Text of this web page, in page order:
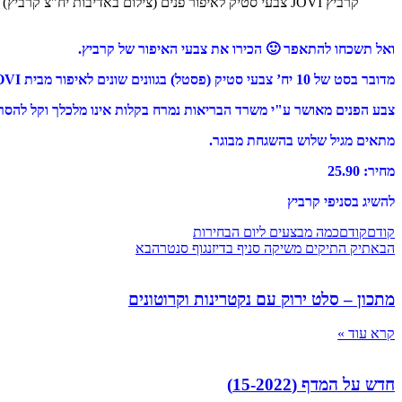
ואל תשכחו להתאפר 🙂 הכירו את צבעי האיפור של קרביץ.
מדובר בסט של 10 יח’ צבעי סטיק (פסטל) בגוונים שונים לאיפור מבית JOVI ספרד.
צבע הפנים מאושר ע"י משרד הבריאות נמרח בקלות אינו מלכלך וקל
מתאים מגיל שלוש בהשגחת מבוגר.
מחיר: 25.90
להשיג בסניפי קרביץ
קודםקודםכמה מבצעים ליום הבחירות
הבאתיק התיקים משיקה סניף בדיזנגוף סנטרהבא
מתכון – סלט ירוק עם נקטרינות וקרוטונים
קרא עוד »
חדש על המדף (15-2022)